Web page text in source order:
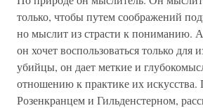
только, чтобы путем соображений
но мыслит из страсти к пониманию.
он хочет воспользоваться только для
убийцы, он дает меткие и
отношению к практике их искусства.
Розенкранцем и Гильденстерном,